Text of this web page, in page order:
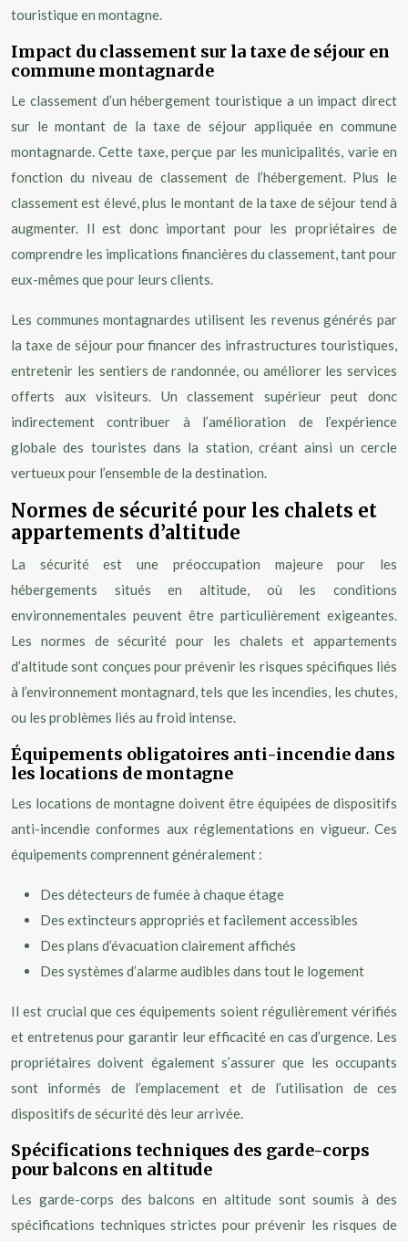
touristique en montagne.
Impact du classement sur la taxe de séjour en
commune montagnarde
Le classement d’un hébergement touristique a un impact direct
sur le montant de la taxe de séjour appliquée en commune
montagnarde. Cette taxe, perçue par les municipalités, varie en
fonction du niveau de classement de l’hébergement. Plus le
classement est élevé, plus le montant de la taxe de séjour tend à
augmenter. Il est donc important pour les propriétaires de
comprendre les implications financières du classement, tant pour
eux-mêmes que pour leurs clients.
Les communes montagnardes utilisent les revenus générés par
la taxe de séjour pour financer des infrastructures touristiques,
entretenir les sentiers de randonnée, ou améliorer les services
offerts aux visiteurs. Un classement supérieur peut donc
indirectement contribuer à l’amélioration de l’expérience
globale des touristes dans la station, créant ainsi un cercle
vertueux pour l’ensemble de la destination.
Normes de sécurité pour les chalets et
appartements d’altitude
La sécurité est une préoccupation majeure pour les
hébergements situés en altitude, où les conditions
environnementales peuvent être particulièrement exigeantes.
Les normes de sécurité pour les chalets et appartements
d’altitude sont conçues pour prévenir les risques spécifiques liés
à l’environnement montagnard, tels que les incendies, les chutes,
ou les problèmes liés au froid intense.
Équipements obligatoires anti-incendie dans
les locations de montagne
Les locations de montagne doivent être équipées de dispositifs
anti-incendie conformes aux réglementations en vigueur. Ces
équipements comprennent généralement :
Des détecteurs de fumée à chaque étage
Des extincteurs appropriés et facilement accessibles
Des plans d’évacuation clairement affichés
Des systèmes d’alarme audibles dans tout le logement
Il est crucial que ces équipements soient régulièrement vérifiés
et entretenus pour garantir leur efficacité en cas d’urgence. Les
propriétaires doivent également s’assurer que les occupants
sont informés de l’emplacement et de l’utilisation de ces
dispositifs de sécurité dès leur arrivée.
Spécifications techniques des garde-corps
pour balcons en altitude
Les garde-corps des balcons en altitude sont soumis à des
spécifications techniques strictes pour prévenir les risques de